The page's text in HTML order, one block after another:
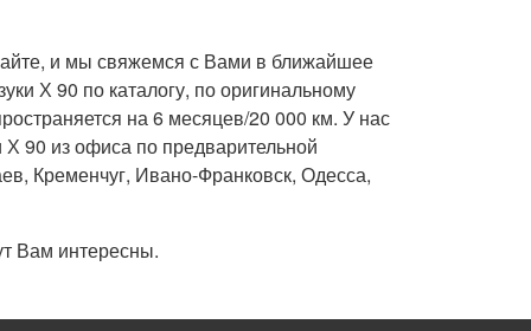
и мы свяжемся с Вами в ближайшее
Х 90 по каталогу, по оригинальному
на 6 месяцев/20 000 км. У нас
Х 90 из офиса по предварительной
Кременчуг, Ивано-Франковск, Одесса,
Вам интересны.